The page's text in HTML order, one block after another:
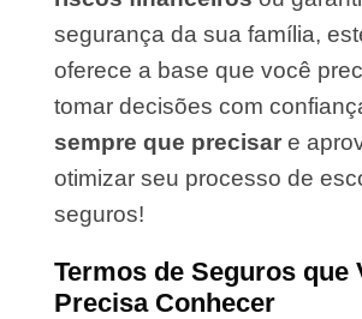
segurança da sua família,
oferece a base que você
tomar decisões com
sempre que precisar e
otimizar seu processo de
seguros!
Termos de Seguros que
Precisa Conhecer